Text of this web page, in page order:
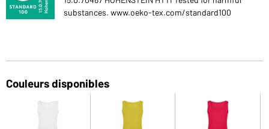
substances. www.oeko-tex.com/standard100
Couleurs disponibles